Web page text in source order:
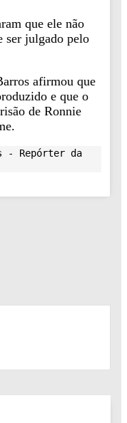
que ele não
ser julgado pelo
afirmou que
e que o
de Ronnie
- Repórter da